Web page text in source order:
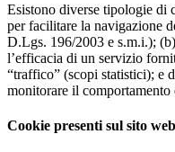
Esistono diverse tipologie
per facilitare la navigazione
D.Lgs. 196/2003 e s.m.i.); (b)
l’efficacia di un servizio
“traffico” (scopi statistici); e
monitorare il comportamento
Cookie presenti sul sito web